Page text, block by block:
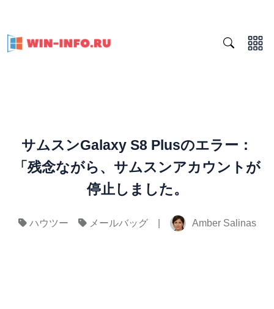
サムスンGalaxy S8 Plusのエラー：
「残念ながら、サムスンアカウントが
停止しました。
ハウツー メールバッグ | Amber Salinas